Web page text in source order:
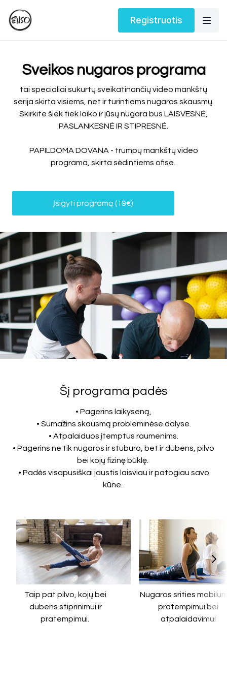
Registruotis
Sveikos nugaros programa
tai specialiai sukurtų sveikatinančių video mankštų
serija skirta visiems, net ir turintiems nugaros skausmų.
Skirkite šiek tiek laiko ir jūsų nugara bus LAISVESNĖ,
PASLANKESNĖ IR STIPRESNĖ.
PAPILDOMA DOVANA - trumpų mankštų video
programa, skirta sėdintiems ofise.
Įsigyti programą (19€)
Šį programa padės
• Pagerins laikyseną,
• Sumažins skausmą probleminėse dalyse.
• Atpalaiduos įtemptus raumenims.
• Pagerins ne tik nugaros ir stuburo, bet ir dubens, pilvo
bei kojų fizinę būklę.
• Padės visapusiškai jaustis laisviau ir patogiau savo
kūne.
Taip pat pilvo, kojų bei
dubens stiprinimui ir
pratempimui.
Nugaros srities
pratempimui bei
atpalaidavimui